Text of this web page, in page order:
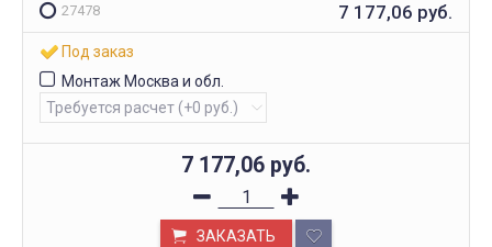
27478 7 177,06 руб.
Под заказ
Монтаж Москва и обл.
7 177,06 руб.
ЗАКАЗАТЬ